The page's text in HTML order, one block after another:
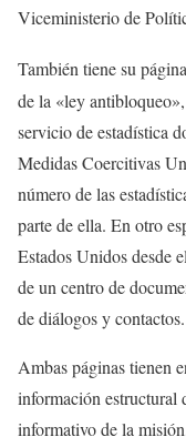
Viceministerio de
También tiene su
de la «ley
servicio de estadística
Medidas Coercitivas
número de las
parte de ella. En otro
Estados Unidos desde
de un centro de
de diálogos y contactos.
Ambas páginas tienen
información estructural
informativo de la